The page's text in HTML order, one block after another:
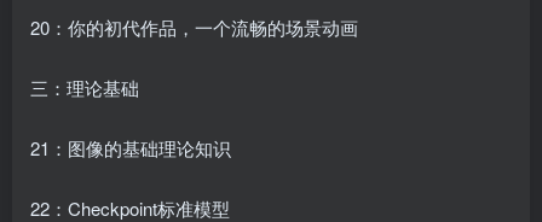
20：你的初代作品，一个流畅的场景动画
三：理论基础
21：图像的基础理论知识
22：Checkpoint标准模型